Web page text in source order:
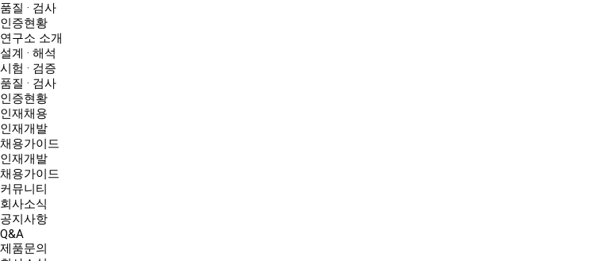
품질 · 검사
인증현황
연구소 소개
설계 · 해석
시험 · 검증
품질 · 검사
인증현황
인재채용
인재개발
채용가이드
인재개발
채용가이드
커뮤니티
회사소식
공지사항
Q&A
제품문의